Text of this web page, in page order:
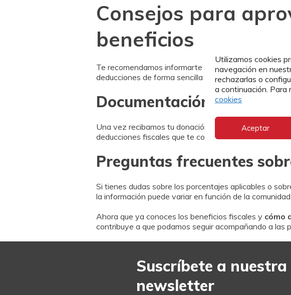
Utilizamos cookies
navegación en
rechazarlas o
a continuación. Para
cookies
Aceptar
Consejos para
beneficios
Te recomendamos informarte sobre la normativa
deducciones de forma sencilla y sin contratiempos.
Documentación necesaria
Una vez recibamos tu donación, emitiremos el
deducciones fiscales que te correspondan.
Preguntas frecuentes
Si tienes dudas sobre los porcentajes aplicables o
la información puede variar en función de la
Ahora que ya conoces los beneficios fiscales y cómo
contribuye a que podamos seguir acompañando a las
Suscríbete a nuestra
newsletter